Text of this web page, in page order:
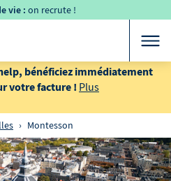
vie : on recrute !
bénéficiez immédiatement
votre facture ! Plus
› Montesson